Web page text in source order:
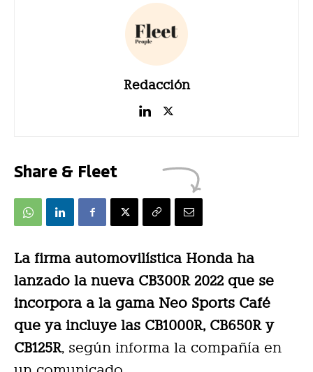
Redacción
Share & Fleet
La firma automovilística Honda ha
lanzado la nueva CB300R 2022 que se
incorpora a la gama Neo Sports Café
que ya incluye las CB1000R, CB650R y
CB125R, según informa la compañía en